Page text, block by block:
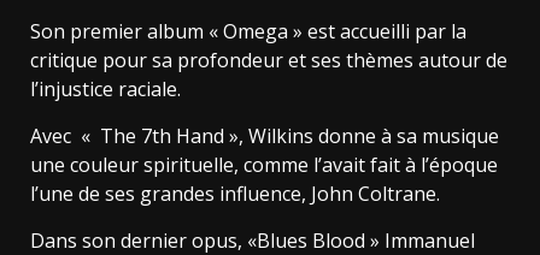
Son premier album « Omega » est accueilli par la
critique pour sa profondeur et ses thèmes autour de
l’injustice raciale.
Avec « The 7th Hand », Wilkins donne à sa musique
une couleur spirituelle, comme l’avait fait à l’époque
l’une de ses grandes influence, John Coltrane.
Dans son dernier opus, «Blues Blood » Immanuel